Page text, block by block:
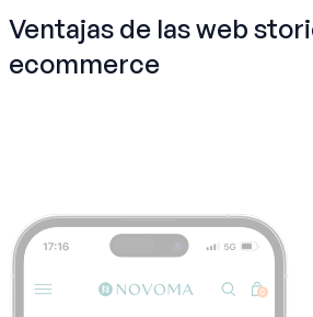
Ventajas de las web
ecommerce